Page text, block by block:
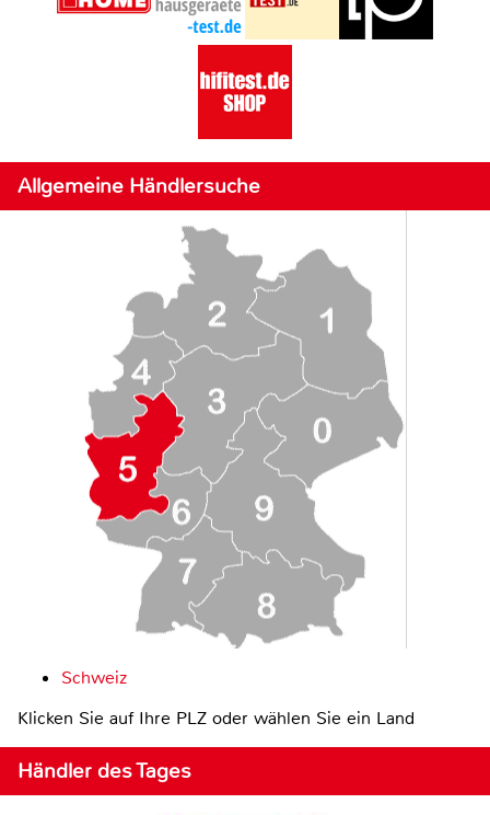
Allgemeine Händlersuche
Schweiz
Klicken Sie auf Ihre PLZ oder wählen Sie ein Land
Händler des Tages